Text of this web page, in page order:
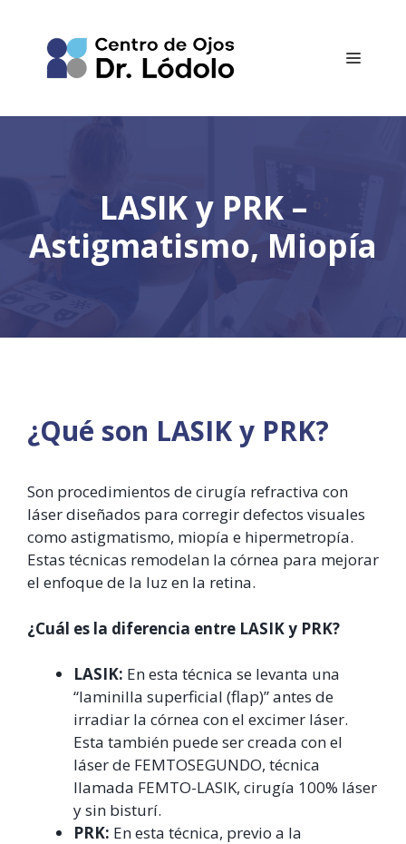
contenido
Menú
LASIK y PRK –
Astigmatismo, Miopía
¿Qué son LASIK y PRK?
Son procedimientos de cirugía refractiva con
láser diseñados para corregir defectos visuales
como astigmatismo, miopía e hipermetropía.
Estas técnicas remodelan la córnea para mejorar
el enfoque de la luz en la retina.
¿Cuál es la diferencia entre LASIK y PRK?
LASIK: En esta técnica se levanta una
“laminilla superficial (flap)” antes de
irradiar la córnea con el excimer láser.
Esta también puede ser creada con el
láser de FEMTOSEGUNDO, técnica
llamada FEMTO-LASIK, cirugía 100% láser
y sin bisturí.
PRK: En esta técnica, previo a la